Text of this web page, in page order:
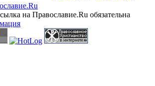
на Православие.Ru обязательна